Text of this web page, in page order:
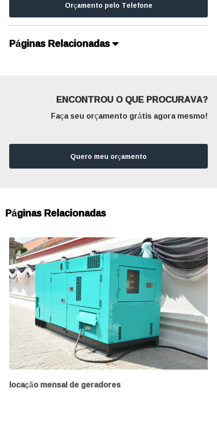
Orçamento pelo Telefone
Páginas Relacionadas
ENCONTROU O QUE PROCURAVA?
Faça seu orçamento grátis agora mesmo!
Quero meu orçamento
Páginas Relacionadas
locação mensal de geradores